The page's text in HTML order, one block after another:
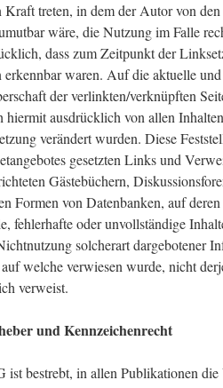
Kraft treten, in dem der Autor von
wäre, die Nutzung im Falle
dass zum Zeitpunkt der
erkennbar waren. Auf die aktuelle
der verlinkten/verknüpften
hiermit ausdrücklich von allen
verändert wurden. Diese
gesetzten Links und
Gästebüchern,
Formen von Datenbanken, auf
fehlerhafte oder unvollständige
solcherart dargebotener
welche verwiesen wurde, nicht
verweist.
und Kennzeichenrecht
ist bestrebt, in allen Publikationen